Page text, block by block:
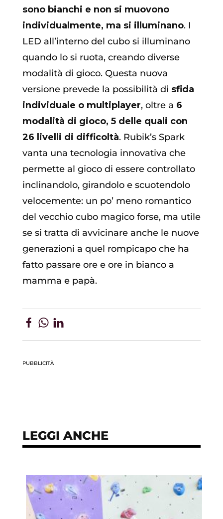
sono bianchi e non si muovono
individualmente, ma si illuminano. I
LED all’interno del cubo si illuminano
quando lo si ruota, creando diverse
modalità di gioco. Questa nuova
versione prevede la possibilità di sfida
individuale o multiplayer, oltre a 6
modalità di gioco, 5 delle quali con
26 livelli di difficoltà. Rubik’s Spark
vanta una tecnologia innovativa che
permette al gioco di essere controllato
inclinandolo, girandolo e scuotendolo
velocemente: un po’ meno romantico
del vecchio cubo magico forse, ma utile
se si tratta di avvicinare anche le nuove
generazioni a quel rompicapo che ha
fatto passare ore e ore in bianco a
mamma e papà.
PUBBLICITÀ
LEGGI ANCHE